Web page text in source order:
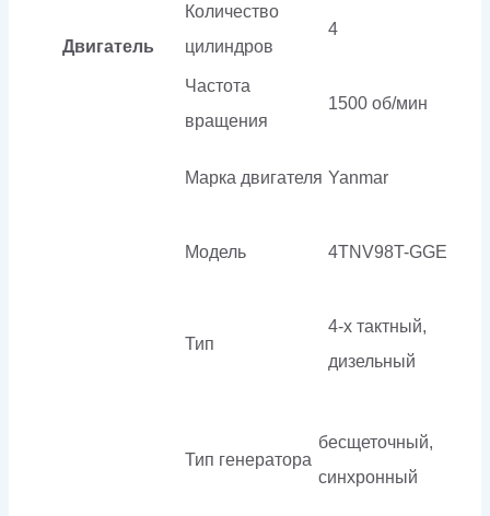
Двигатель
Количество
цилиндров
4
Частота
вращения
1500 об/мин
Марка двигателя Yanmar
Модель 4TNV98T-GGE
Тип
4-х тактный,
дизельный
Тип генератора
бесщеточный,
синхронный